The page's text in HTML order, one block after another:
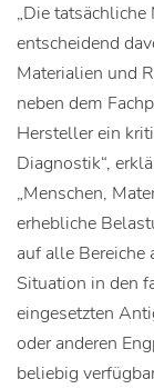
„Die
entscheidend
Materialien und
neben dem
Hersteller ein
Diagnostik“,
„Menschen,
erhebliche
auf alle Bereiche
Situation in den
eingesetzten
oder anderen
beliebig